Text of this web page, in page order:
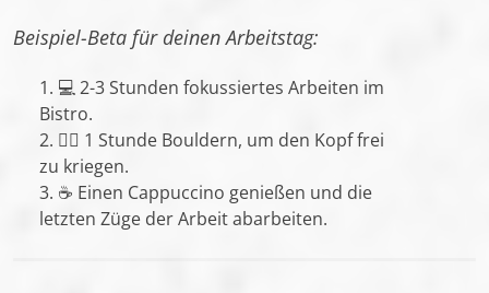
Beispiel-Beta für deinen Arbeitstag:
💻 2-3 Stunden fokussiertes Arbeiten im
Bistro.
🧗‍♀️ 1 Stunde Bouldern, um den Kopf frei
zu kriegen.
☕ Einen Cappuccino genießen und die
letzten Züge der Arbeit abarbeiten.